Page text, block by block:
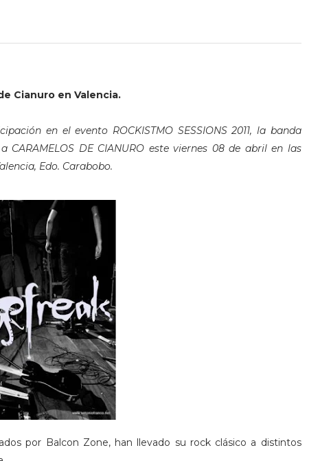
Cianuro en Valencia.
en el evento ROCKISTMO SESSIONS 2011, la banda
CARAMELOS DE CIANURO este viernes 08 de abril en las
Edo. Carabobo.
por Balcon Zone, han llevado su rock clásico a distintos